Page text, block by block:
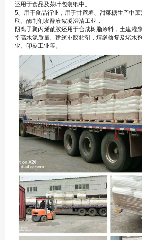
还用于食品及茶叶包装纸中。
5、用于食品行业，用于甘蔗糖、甜菜糖生产中
取。酶制剂发酵液絮凝澄清工业，
阴离子聚丙烯酰胺还用于合成树脂涂料，土建灌
提高水泥质量、建筑业胶粘剂，填缝修复及堵水
业、印染工业等。